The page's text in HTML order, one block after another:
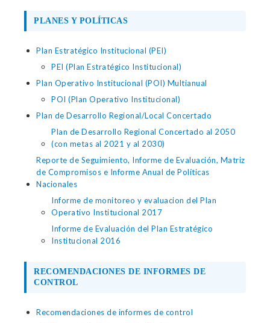
PLANES Y POLÍTICAS
Plan Estratégico Institucional (PEI)
PEI (Plan Estratégico Institucional)
Plan Operativo Institucional (POI) Multianual
POI (Plan Operativo Institucional)
Plan de Desarrollo Regional/Local Concertado
Plan de Desarrollo Regional Concertado al 2050
(con metas al 2021 y al 2030)
Reporte de Seguimiento, Informe de Evaluación, Matriz
de Compromisos e Informe Anual de Políticas
Nacionales
Informe de monitoreo y evaluacion del Plan
Operativo Institucional 2017
Informe de Evaluación del Plan Estratégico
Institucional 2016
RECOMENDACIONES DE INFORMES DE
CONTROL
Recomendaciones de informes de control